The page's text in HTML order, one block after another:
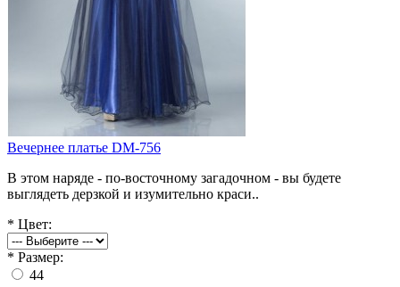
Вечернее платье DM-756
В этом наряде - по-восточному загадочном - вы будете
выглядеть дерзкой и изумительно краси..
* Цвет:
* Размер:
44